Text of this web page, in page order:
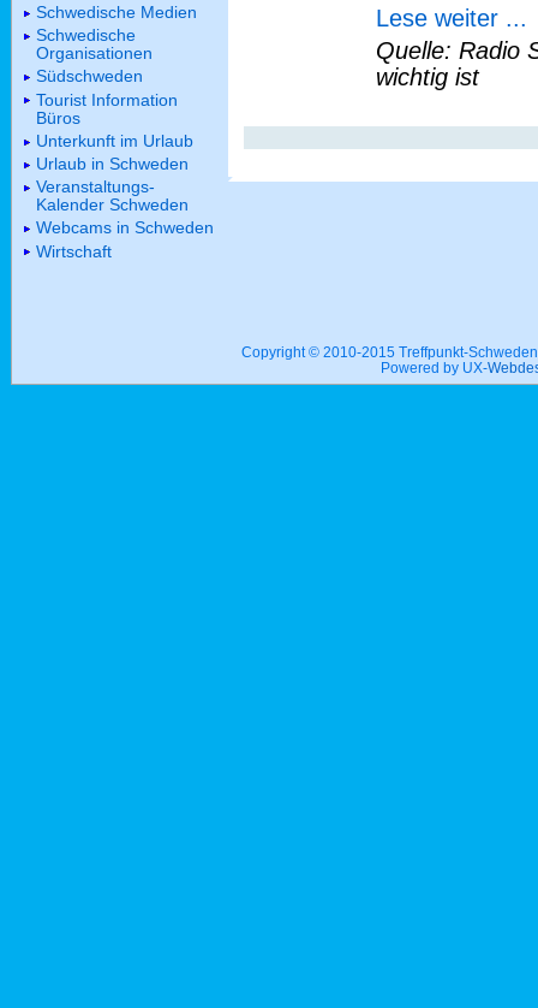
Lese weiter ...
Quelle: Radio
wichtig ist
Schwedische Medien
Schwedische
Organisationen
Südschweden
Tourist Information
Büros
Unterkunft im Urlaub
Urlaub in Schweden
Veranstaltungs-
Kalender Schweden
Webcams in Schweden
Wirtschaft
Copyright © 2010-2015 Treffpunkt-
Powered by UX-